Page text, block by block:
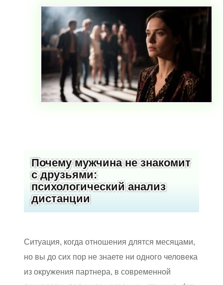
Почему мужчина не знакомит
с друзьями:
психологический анализ
дистанции
Ситуация, когда отношения длятся месяцами,
но вы до сих пор не знаете ни одного человека
из окружения партнера, в современной